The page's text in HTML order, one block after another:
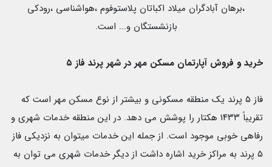
،برهان آبادگران میلاد اکباتان پلاستوفوم ،هواشناسی ،رودکی
بازنشستگان و... است.
خرید و فروش آپارتمان مسکن مهر در شهر پرند فاز ۵
فاز ۵ پرند یک منطقه مسکونی و بیشتر از نوع مسکن مهر است که
تقریباً ۱۴۳۳ هکتار را پوشش می دهد. در این منطقه خدمات شهری و
رفاهی خوبی موجود است. از جمله این خدمات میتوان به نزدیکی فاز
۵ پرند به مراکز خرید اشاره داشت از دیگر خدمات شهری می توان به